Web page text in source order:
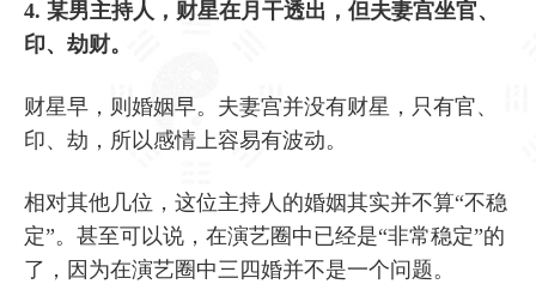
4. 某男主持人，财星在月干透出，但夫妻宫坐官、
印、劫财。
财星早，则婚姻早。夫妻宫并没有财星，只有官、
印、劫，所以感情上容易有波动。
相对其他几位，这位主持人的婚姻其实并不算“不稳
定”。甚至可以说，在演艺圈中已经是“非常稳定”的
了，因为在演艺圈中三四婚并不是一个问题。